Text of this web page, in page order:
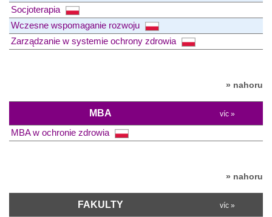
Socjoterapia
Wczesne wspomaganie rozwoju
Zarządzanie w systemie ochrony zdrowia
» nahoru
MBA víc »
MBA w ochronie zdrowia
» nahoru
FAKULTY víc »